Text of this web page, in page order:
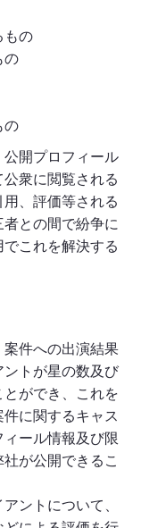
もの
の
の
開プロフィール
衆に閲覧される
、評価等される
との間で紛争に
これを解決する
件への出演結果
ントが星の数及び
ができ、これを
に関するキャス
ィール情報及び限
が公開できるこ
ントについて、